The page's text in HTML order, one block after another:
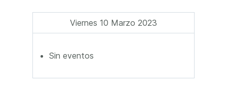
Viernes 10 Marzo 2023
Sin eventos